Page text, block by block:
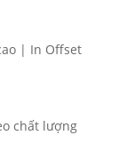
| In Offset
chất lượng